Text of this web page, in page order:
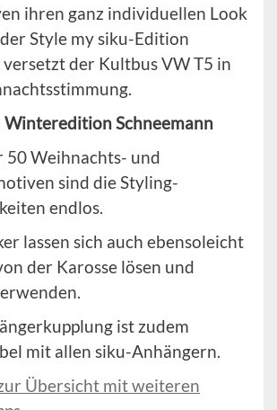
ihren ganz individuellen Look
Style my siku-Edition
versetzt der Kultbus VW T5 in
Winteredition Schneemann
50 Weihnachts- und
sind die Styling-
endlos.
lassen sich auch ebensoleicht
der Karosse lösen und
ist zudem
mit allen siku-Anhängern.
Übersicht mit weiteren